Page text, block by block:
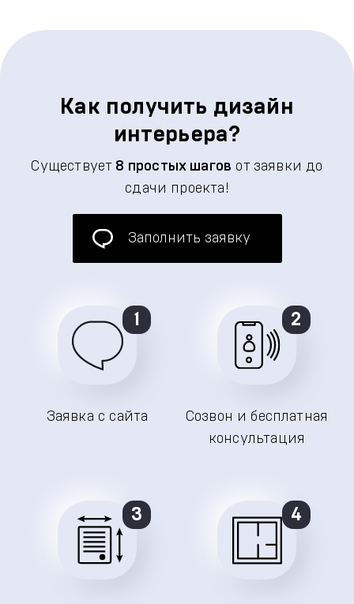
Как получить дизайн
интерьера?
Существует 8 простых шагов от заявки до
сдачи проекта!
Заполнить заявку
1
Заявка с сайта
2
Созвон и бесплатная
консультация
3 4